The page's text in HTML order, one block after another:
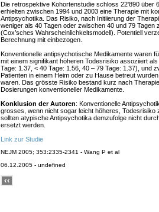
Die retrospektive Kohortenstudie schloss 22'890 über
erhielten zwischen 1994 und 2003 eine Therapie mit
Antipsychotika. Das Risiko, nach Initiierung der
weniger als 40 Tagen oder zwischen 40 und 79 Tagen
(Cox’sches Wahrscheinlichkeitsmodell). Potentiell
Berechnung mit einbezogen.
Konventionelle antipsychotische Medikamente waren
mit einem signifikant höheren Todesrisiko assoziiert
Tage: 1.37, < 40 Tage: 1.56, 40 – 79 Tage: 1.37), und
Patienten in einem Heim oder zu Hause betreut
waren. Das grösste Risiko bestand kurz nach
Dosierungen konventioneller Medikamente.
Konklusion der Autoren: Konventionelle
grosses, wenn nicht sogar leicht höheres, Todesrisiko
sollten atypische Antipsychotika demzufolge nicht
ersetzt werden.
Link zur Studie
NEJM 2005; 353:2335-2341 - Wang P et al
06.12.2005 - undefined